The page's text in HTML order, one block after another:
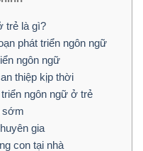
trẻ là gì?
phát triển ngôn ngữ
ngôn ngữ
thiệp kịp thời
ngôn ngữ ở trẻ
sớm
gia
con tại nhà